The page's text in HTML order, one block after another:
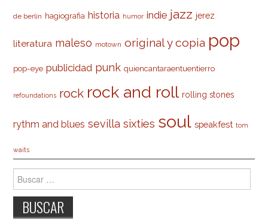
de berlín hagiografia historia humor indie jazz jerez
literatura maleso motown original y copia pop
pop-eye publicidad punk quiencantaraentuentierro
refoundations rock rock and roll rolling stones
rythm and blues sevilla sixties soul speakfest tom
waits
Buscar: